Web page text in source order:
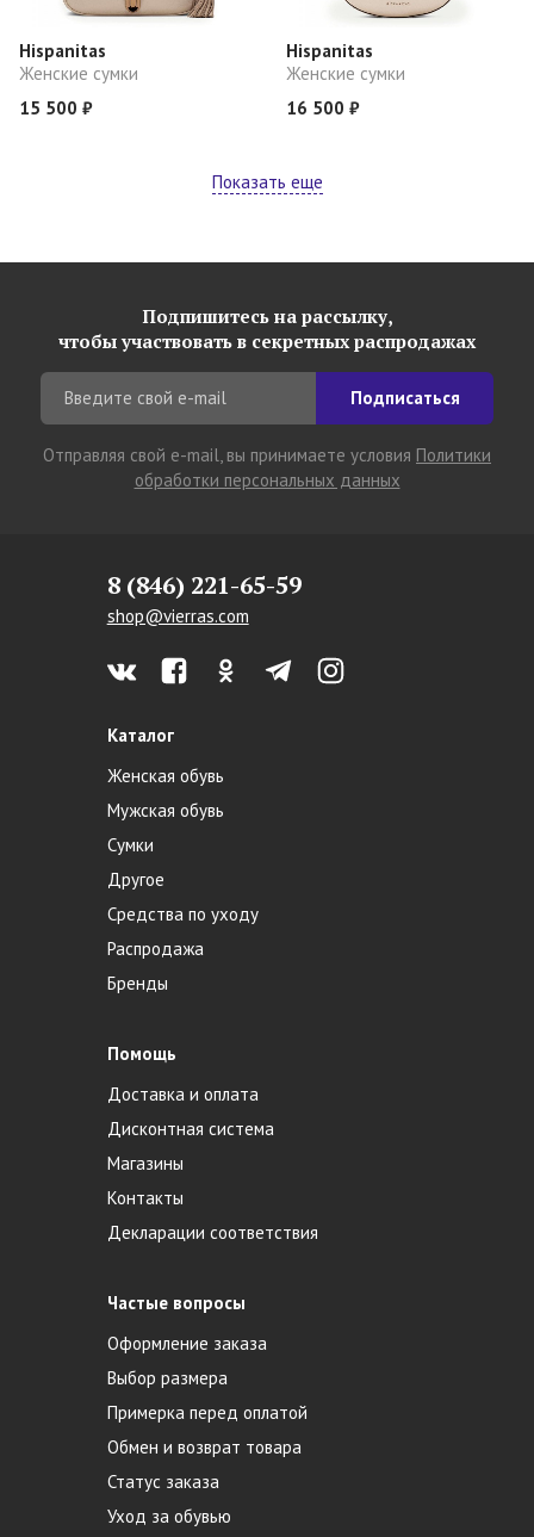
Hispanitas
Женские сумки
15 500 ₽
Hispanitas
Женские сумки
16 500 ₽
Показать еще
Подпишитесь на рассылку,
чтобы участвовать в секретных распродажах
Подписаться
Отправляя свой e-mail, вы принимаете условия Политики
обработки персональных данных
8 (846) 221-65-59
shop@vierras.com
Каталог
Женская обувь
Мужская обувь
Сумки
Другое
Средства по уходу
Распродажа
Бренды
Помощь
Доставка и оплата
Дисконтная система
Магазины
Контакты
Декларации соответствия
Частые вопросы
Оформление заказа
Выбор размера
Примерка перед оплатой
Обмен и возврат товара
Статус заказа
Уход за обувью